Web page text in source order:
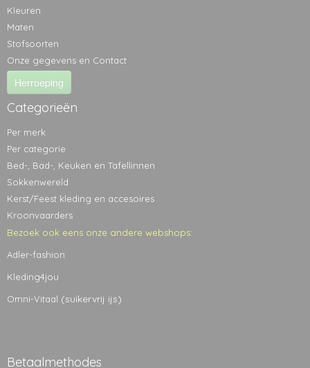
Kleuren
Maten
Stofsoorten
Onze gegevens en Contact
Herroeping
Categorieën
Per merk
Per categorie
Bed-, Bad-, Keuken en Tafellinnen
Sokkenwereld
Kerst/Feest kleding en accesoires
Kroonvaarders
Bezoek ook eens onze andere webshops:
Adler-fashion
Kleding4jou
Omni-Vitaal (suikervrij ijs)
Betaalmethodes